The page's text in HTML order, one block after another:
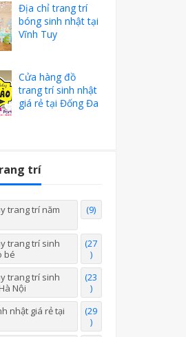
Địa chỉ trang trí
bóng sinh nhật tại
Vĩnh Tuy
Cửa hàng đồ
trang trí sinh nhật
giá rẻ tại Đống Đa
trí
trang trí năm
(9)
trang trí sinh
bé
(27
)
trang trí sinh
Nội
(23
)
nhật giá rẻ tại
(29
)